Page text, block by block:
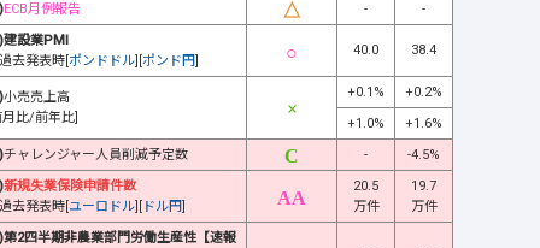
ECB月例報告 -
-
建設業PMI
去発表時[ポンドドル][ポンド円]
40.0 38.4
小売売上高
月比/前年比]
+0.1%
+0.2%
+1.0%
+1.6%
チャレンジャー人員削減予定数 -
-4.5%
新規失業保険申請件数
去発表時[ユーロドル][ ドル円]
20.5
万件
19.7
万件
第2四半期非農業部門労働生産性【速報